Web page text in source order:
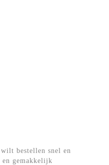
bestellen snel en
en gemakkelijk